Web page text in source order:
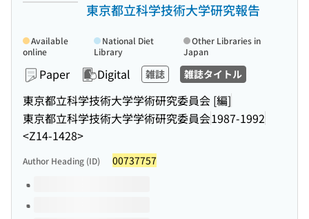
東京都立科学技術大学研究報告
Paper Digital 雑誌 雑誌タイトル
東京都立科学技術大学学術研究委員会 [編]
東京都立科学技術大学学術研究委員会1987-1992
<Z14-1428>
Available
online
National Diet
Library
Other Libraries in
Japan
Author Heading (ID) 00737757
Volumes of this title